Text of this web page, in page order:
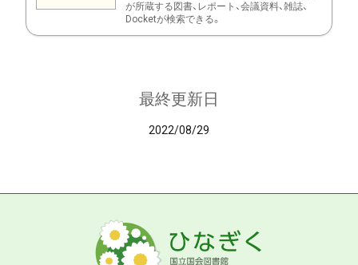
が所蔵する図書、レポート、会議資料、雑誌、
Docketが検索できる。
最終更新日
2022/08/29